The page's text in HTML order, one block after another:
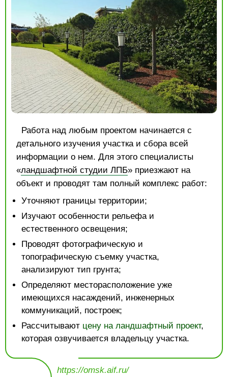
Работа над любым проектом начинается с
детального изучения участка и сбора всей
информации о нем. Для этого специалисты
«ландшафтной студии ЛПБ» приезжают на
объект и проводят там полный комплекс работ:
Уточняют границы территории;
Изучают особенности рельефа и
естественного освещения;
Проводят фотографическую и
топографическую съемку участка,
анализируют тип грунта;
Определяют месторасположение уже
имеющихся насаждений, инженерных
коммуникаций, построек;
Рассчитывают цену на ландшафтный проект,
которая озвучивается владельцу участка.
https://omsk.aif.ru/